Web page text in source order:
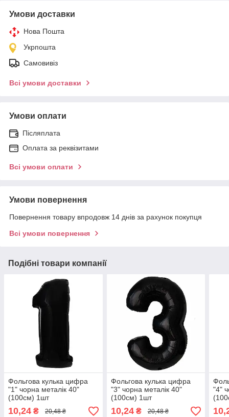
Умови доставки
Нова Пошта
Укрпошта
Самовивіз
Всі умови доставки
Умови оплати
Післяплата
Оплата за реквізитами
Всі умови оплати
Умови повернення
Повернення товару впродовж 14 днів за рахунок покупця
Всі умови повернення
Подібні товари компанії
Фольгова кулька цифра
"1" чорна металік 40"
(100см) 1шт
10,24 ₴ 20,48 ₴
Фольгова кулька цифра
"3" чорна металік 40"
(100см) 1шт
10,24₴ 20,48 ₴
"4"